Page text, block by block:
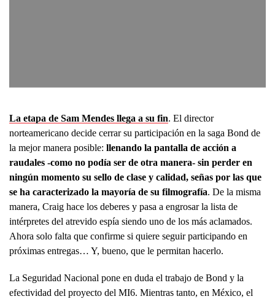
La etapa de Sam Mendes llega a su fin. El director
norteamericano decide cerrar su participación en la saga Bond de
la mejor manera posible: llenando la pantalla de acción a
raudales -como no podía ser de otra manera- sin perder en
ningún momento su sello de clase y calidad, señas por las que
se ha caracterizado la mayoría de su filmografía. De la misma
manera, Craig hace los deberes y pasa a engrosar la lista de
intérpretes del atrevido espía siendo uno de los más aclamados.
Ahora solo falta que confirme si quiere seguir participando en
próximas entregas… Y, bueno, que le permitan hacerlo.
La Seguridad Nacional pone en duda el trabajo de Bond y la
efectividad del proyecto del MI6. Mientras tanto, en México, el